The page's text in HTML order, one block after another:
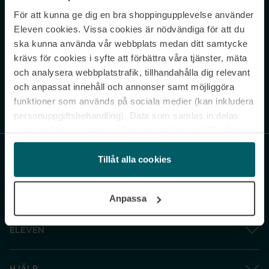
För att kunna ge dig en bra shoppingupplevelse använder
Eleven cookies. Vissa cookies är nödvändiga för att du
ska kunna använda vår webbplats medan ditt samtycke
krävs för cookies i syfte att förbättra våra tjänster, mäta
och analysera webbplatstrafik, tillhandahålla dig relevant
och anpassat innehåll och annonser samt möjliggöra
funktioner som används på sociala medier (kan inkludera
personuppgiftsbehandling). Data som samlas in delas
och gå vidare” accepterar du samtliga cookies medan du
under ”Inställningar” kan anpassa användningen av
cookies. Du kan återkalla ditt samtycke när som helst.
Tillåt alla cookies
Anpassa
Never miss a beat.
Sign up to our newsletter.
Genom att prenumerera accepterar du vår Integritetspolicy. Avprenumerera
ELEVEN